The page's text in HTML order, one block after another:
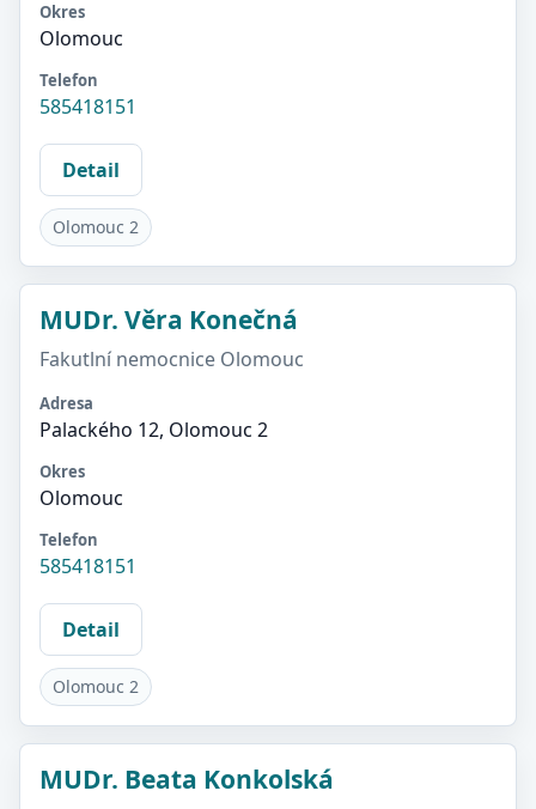
Okres
Olomouc
Telefon
585418151
Detail
Olomouc 2
MUDr. Věra Konečná
Fakutlní nemocnice Olomouc
Adresa
Palackého 12, Olomouc 2
Okres
Olomouc
Telefon
585418151
Detail
Olomouc 2
MUDr. Beata Konkolská